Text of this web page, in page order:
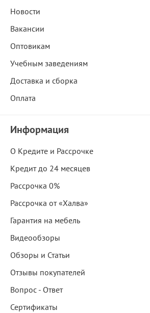
Новости
Вакансии
Оптовикам
Учебным заведениям
Доставка и сборка
Оплата
Информация
О Кредите и Рассрочке
Кредит до 24 месяцев
Рассрочка 0%
Рассрочка от «Халва»
Гарантия на мебель
Видеообзоры
Обзоры и Статьи
Отзывы покупателей
Вопрос - Ответ
Сертификаты